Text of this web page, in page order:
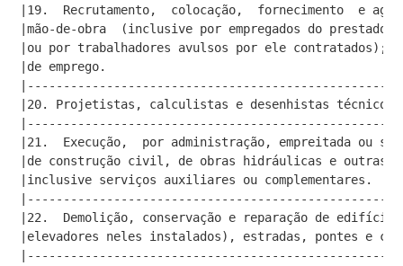
|19.  Recrutamento,  colocação,  fornecimento
|mão-de-obra  (inclusive por empregados do
|ou por trabalhadores avulsos por ele
|de emprego.
|20. Projetistas, calculistas e desenhistas
|21.  Execução,  por administração,
|de construção civil, de obras hidráulicas e
|inclusive serviços auxiliares ou
|22.  Demolição, conservação e reparação
|elevadores neles instalados), estradas,